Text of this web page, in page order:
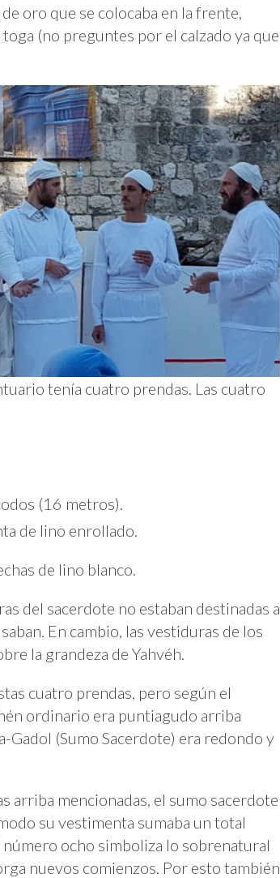
oro que se colocaba en la frente,
toga (no preguntes por el calzado ya que
tenía cuatro prendas. Las cuatro
(16 metros).
de lino enrollado.
de lino blanco.
del sacerdote no estaban destinadas a
En cambio, las vestiduras de los
la grandeza de Yahvéh.
cuatro prendas, pero según el
ordinario era puntiagudo arriba
(Sumo Sacerdote) era redondo y
arriba mencionadas, el sumo sacerdote
su vestimenta sumaba un total
número ocho simboliza lo sobrenatural
nuevos comienzos. Por esto también